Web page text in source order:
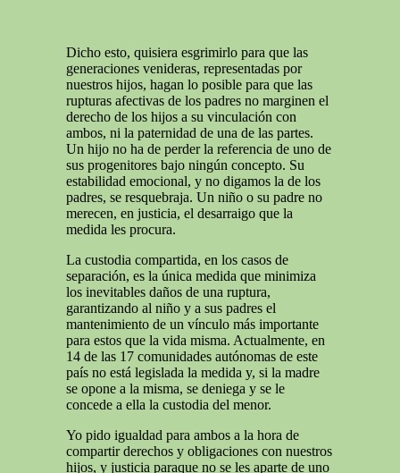
Dicho esto, quisiera esgrimirlo para que las
generaciones venideras, representadas por
nuestros hijos, hagan lo posible para que las
rupturas afectivas de los padres no marginen el
derecho de los hijos a su vinculación con
ambos, ni la paternidad de una de las partes.
Un hijo no ha de perder la referencia de uno de
sus progenitores bajo ningún concepto. Su
estabilidad emocional, y no digamos la de los
padres, se resquebraja. Un niño o su padre no
merecen, en justicia, el desarraigo que la
medida les procura.
La custodia compartida, en los casos de
separación, es la única medida que minimiza
los inevitables daños de una ruptura,
garantizando al niño y a sus padres el
mantenimiento de un vínculo más importante
para estos que la vida misma. Actualmente, en
14 de las 17 comunidades autónomas de este
país no está legislada la medida y, si la madre
se opone a la misma, se deniega y se le
concede a ella la custodia del menor.
Yo pido igualdad para ambos a la hora de
compartir derechos y obligaciones con nuestros
hijos, y justicia paraque no se les aparte de uno